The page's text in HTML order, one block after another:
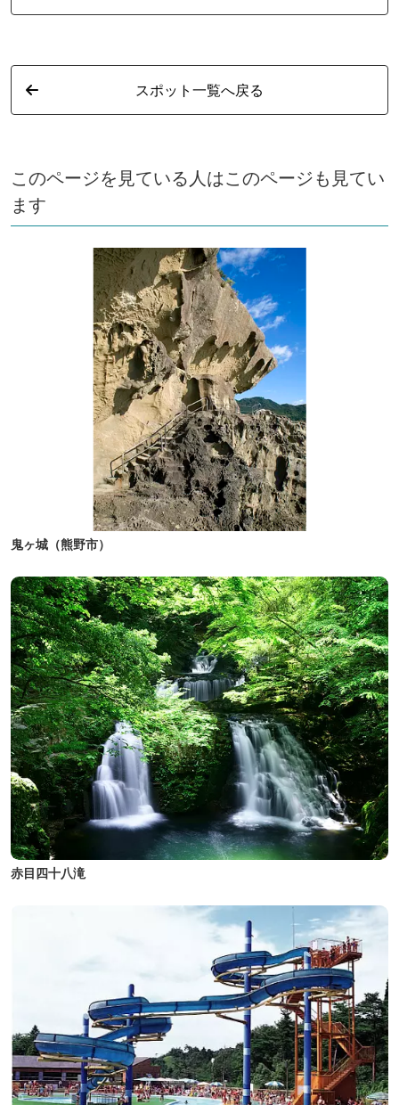
スポット一覧へ戻る
このページを見ている人はこのページも見てい
ます
鬼ヶ城（熊野市）
赤目四十八滝